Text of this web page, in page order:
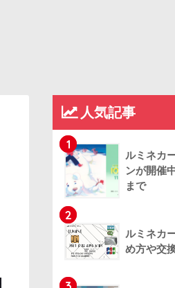
人気記事
1
ルミネカ
ンが開催
まで
2
ルミネカ
め方や交